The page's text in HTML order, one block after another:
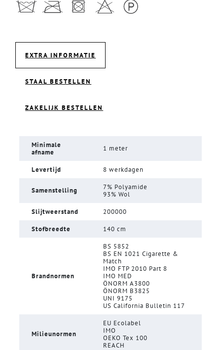
EXTRA INFORMATIE
STAAL BESTELLEN
ZAKELIJK BESTELLEN
Minimale
afname
1 meter
Levertijd 8 werkdagen
Samenstelling
7% Polyamide
93% Wol
Slijtweerstand 200000
Stofbreedte 140 cm
Brandnormen
BS 5852
BS EN 1021 Cigarette &
Match
IMO FTP 2010 Part 8
IMO MED
ÖNORM A3800
ÖNORM B3825
UNI 9175
US California Bulletin 117
Milieunormen
EU Ecolabel
IMO
OEKO Tex 100
REACH